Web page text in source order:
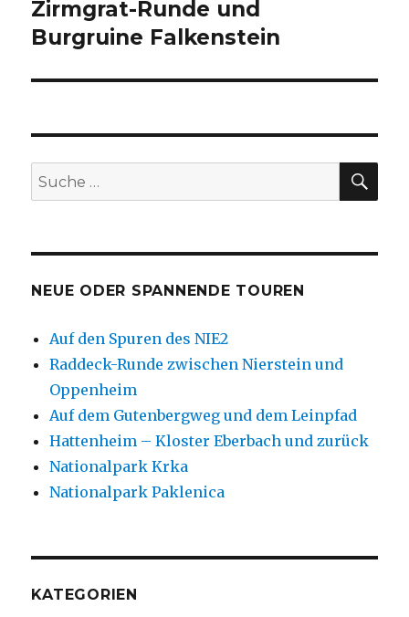
Nächster
Beitrag:
Zirmgrat-Runde und
Burgruine Falkenstein
Suche
nach:
NEUE ODER SPANNENDE TOUREN
Auf den Spuren des NIE2
Raddeck-Runde zwischen Nierstein und
Oppenheim
Auf dem Gutenbergweg und dem Leinpfad
Hattenheim – Kloster Eberbach und zurück
Nationalpark Krka
Nationalpark Paklenica
KATEGORIEN